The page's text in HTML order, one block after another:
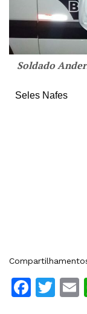
Soldado
Seles Nafes